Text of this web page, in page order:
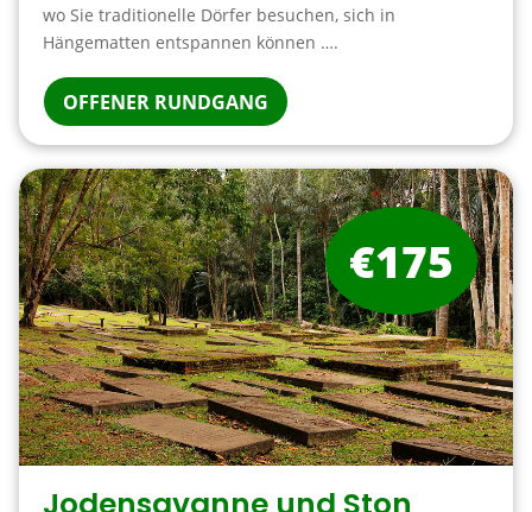
wo Sie traditionelle Dörfer besuchen, sich in
Hängematten entspannen können ….
OFFENER RUNDGANG
€175